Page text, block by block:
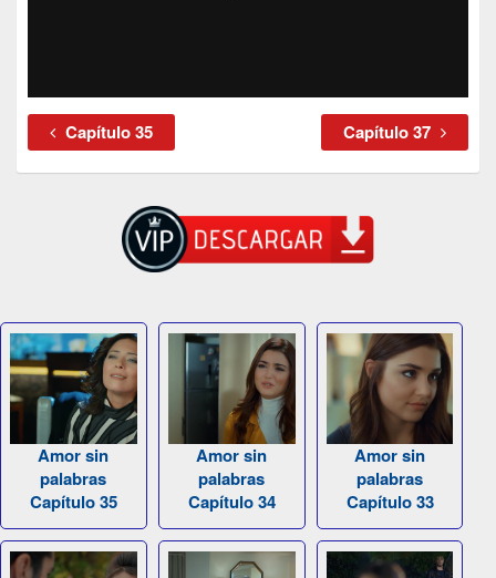
Capítulo 35 Capítulo 37
Amor sin
palabras
Capítulo 35
Amor sin
palabras
Capítulo 34
Amor sin
palabras
Capítulo 33